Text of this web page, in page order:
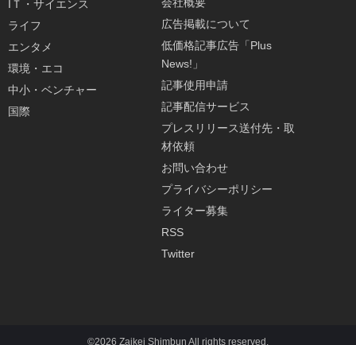
IＴ・サイエンス
ライフ
エンタメ
環境・エコ
中小・ベンチャー
国際
広告掲載について
低価格記事広告「Plus
News!」
記事使用申請
記事配信サービス
プレスリリース送付先・取
材依頼
お問い合わせ
プライバシーポリシー
ライター募集
RSS
Twitter
©2026 Zaikei Shimbun All rights reserved.